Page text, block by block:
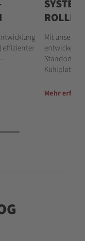
effizienter
Mit
entwickeln
Standort
Mehr